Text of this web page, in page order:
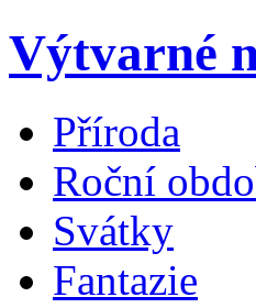
Výtvarné
Příroda
Roční
Svátky
Fantazie